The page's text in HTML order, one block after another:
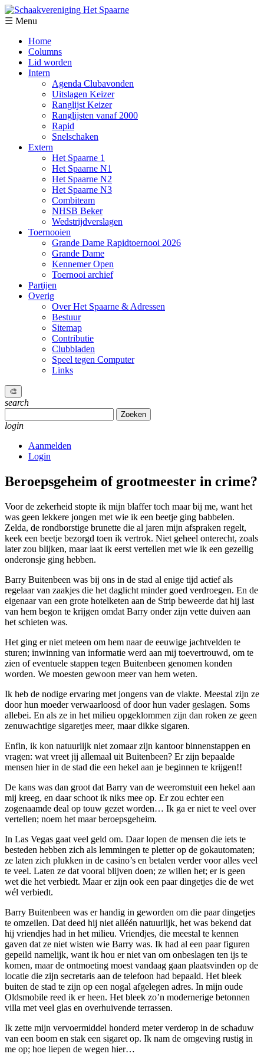
☰ Menu
Home
Columns
Lid worden
Intern
Agenda Clubavonden
Uitslagen Keizer
Ranglijst Keizer
Ranglijsten vanaf 2000
Rapid
Snelschaken
Extern
Het Spaarne 1
Het Spaarne N1
Het Spaarne N2
Het Spaarne N3
Combiteam
NHSB Beker
Wedstrijdverslagen
Toernooien
Grande Dame Rapidtoernooi 2026
Grande Dame
Kennemer Open
Toernooi archief
Partijen
Overig
Over Het Spaarne & Adressen
Bestuur
Sitemap
Contributie
Clubbladen
Speel tegen Computer
Links
🎨
search
naar:
login
Aanmelden
Login
Beroepsgeheim of grootmeester in crime?
Voor de zekerheid stopte ik mijn blaffer toch maar bij me, want het
was geen lekkere jongen met wie ik een beetje ging babbelen.
Zelda, de rondborstige brunette die al jaren mijn afspraken regelt,
keek een beetje bezorgd toen ik vertrok. Niet geheel onterecht, zoals
later zou blijken, maar laat ik eerst vertellen met wie ik een gezellig
onderonsje ging hebben.
Barry Buitenbeen was bij ons in de stad al enige tijd actief als
regelaar van zaakjes die het daglicht minder goed verdroegen. En de
eigenaar van een grote hotelketen aan de Strip beweerde dat hij last
van hem begon te krijgen omdat Barry onder zijn vette duiven aan
het schieten was.
Het ging er niet meteen om hem naar de eeuwige jachtvelden te
sturen; inwinning van informatie werd aan mij toevertrouwd, om te
zien of eventuele stappen tegen Buitenbeen genomen konden
worden. We moesten gewoon meer van hem weten.
Ik heb de nodige ervaring met jongens van de vlakte. Meestal zijn ze
door hun moeder verwaarloosd of door hun vader geslagen. Soms
allebei. En als ze in het milieu opgeklommen zijn dan roken ze geen
zenuwachtige sigaretjes meer, maar dikke sigaren.
Enfin, ik kon natuurlijk niet zomaar zijn kantoor binnenstappen en
vragen: wat vreet jij allemaal uit Buitenbeen? Er zijn bepaalde
mensen hier in de stad die een hekel aan je beginnen te krijgen!!
De kans was dan groot dat Barry van de weeromstuit een hekel aan
mij kreeg, en daar schoot ik niks mee op. Er zou echter een
zogenaamde deal op touw gezet worden… Ik ga er niet te veel over
vertellen; noem het maar beroepsgeheim.
In Las Vegas gaat veel geld om. Daar lopen de mensen die iets te
besteden hebben zich als lemmingen te pletter op de gokautomaten;
ze laten zich plukken in de casino’s en betalen verder voor alles veel
te veel. Laten ze dat vooral blijven doen; ze willen het; er is geen
wet die het verbiedt. Maar er zijn ook een paar dingetjes die de wet
wél verbiedt.
Barry Buitenbeen was er handig in geworden om die paar dingetjes
te omzeilen. Dat deed hij niet alléén natuurlijk, het was bekend dat
hij vriendjes had in het milieu. Vriendjes, die meestal te kennen
gaven dat ze niet wisten wie Barry was. Ik had al een paar figuren
gepeild namelijk, want ik hou er niet van om onbeslagen ten ijs te
komen, maar de ontmoeting moest vandaag gaan plaatsvinden op de
locatie die zijn secretaris aan de telefoon had bepaald. Het bleek
buiten de stad te zijn op een nogal afgelegen adres. In mijn oude
Oldsmobile reed ik er heen. Het bleek zo’n modernerige betonnen
villa met veel glas en overhuivende terrassen.
Ik zette mijn vervoermiddel honderd meter verderop in de schaduw
van een boom en stak een sigaret op. Ik nam de omgeving rustig in
me op; hoe liepen de wegen hier…